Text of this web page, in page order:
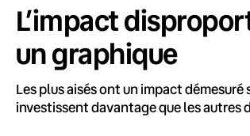
L’impact
un graphique
Les plus aisés ont un impact
investissent davantage que les autres